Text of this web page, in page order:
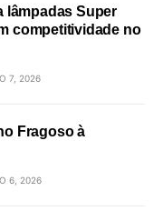
lâmpadas Super
competitividade no
7, 2026
Fragoso à
6, 2026